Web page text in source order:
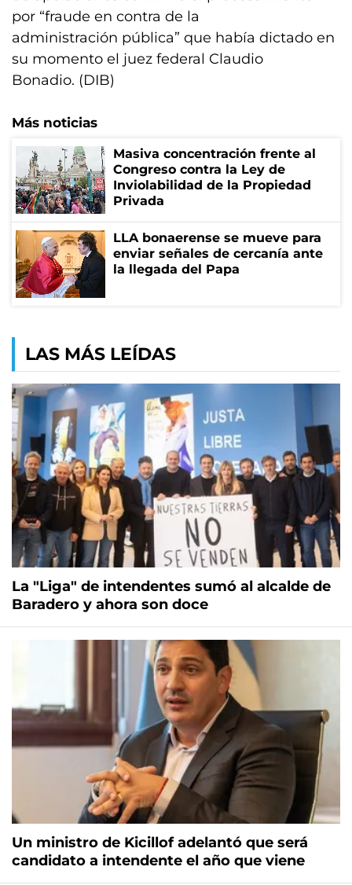
por “fraude en contra de la
administración pública” que había dictado en
su momento el juez federal Claudio
Bonadio. (DIB)
Más noticias
Masiva concentración frente al
Congreso contra la Ley de
Inviolabilidad de la Propiedad
Privada
LLA bonaerense se mueve para
enviar señales de cercanía ante
la llegada del Papa
LAS MÁS LEÍDAS
La "Liga" de intendentes sumó al alcalde de
Baradero y ahora son doce
Un ministro de Kicillof adelantó que será
candidato a intendente el año que viene